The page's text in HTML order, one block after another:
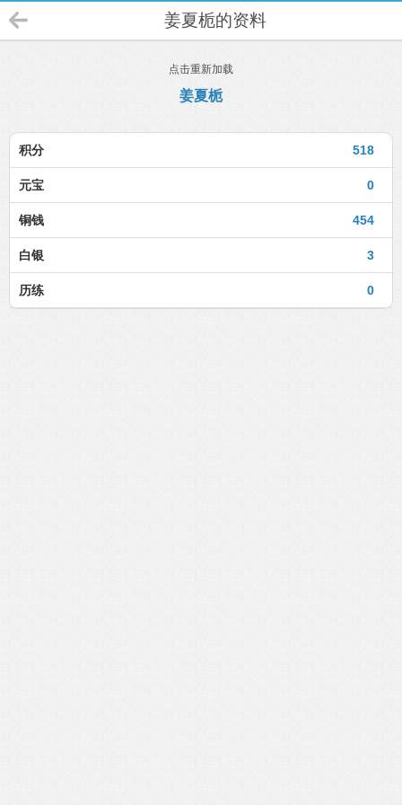
姜夏栀的资料
点击重新加载
姜夏栀
518
积分
0
元宝
454
铜钱
3
白银
0
历练